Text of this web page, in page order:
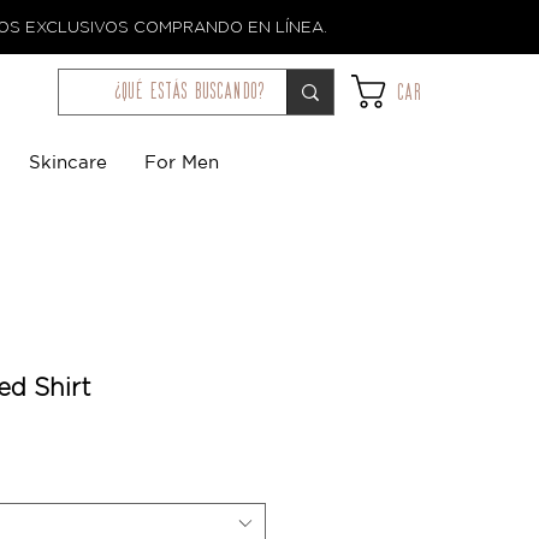
EXCLUSIVOS COMPRANDO EN LÍNEA.
¿qué estás buscando? Car
Skincare For Men
Shirt